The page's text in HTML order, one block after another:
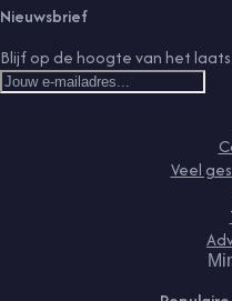
Nieuwsbrief
Blijf op de hoogte van het
Veel